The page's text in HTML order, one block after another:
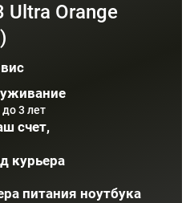
Ultra Orange
3 лет
счет,
курьера
питания ноутбука